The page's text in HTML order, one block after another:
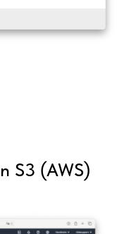
S3 (AWS)